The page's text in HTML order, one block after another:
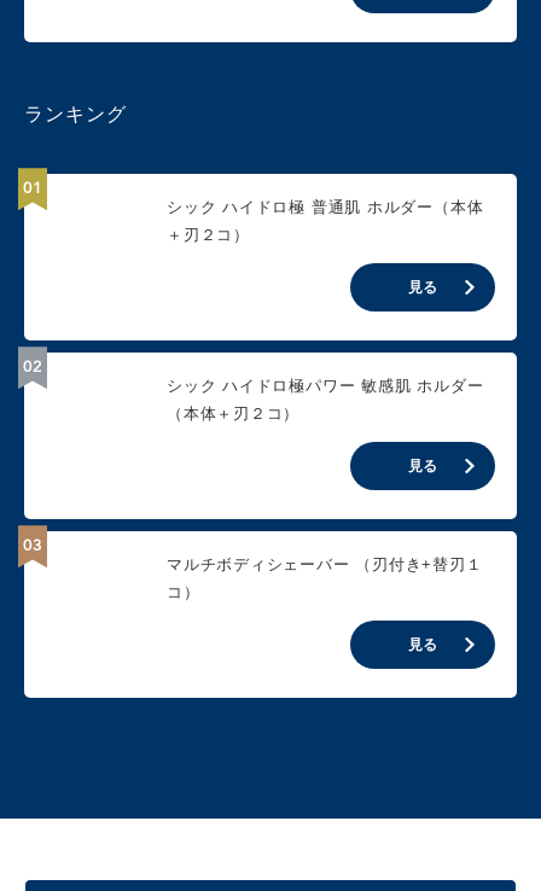
ランキング
シック ハイドロ極 普通肌 ホルダー（本体
＋刃２コ）
見る
シック ハイドロ極パワー 敏感肌 ホルダー
（本体＋刃２コ）
見る
マルチボディシェーバー （刃付き+替刃１
コ）
見る